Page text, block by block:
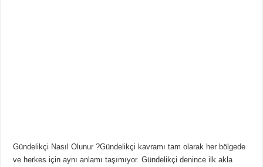
Gündelikçi Nasıl Olunur ?Gündelikçi kavramı tam olarak her bölgede
ve herkes için aynı anlamı taşımıyor. Gündelikçi denince ilk akla